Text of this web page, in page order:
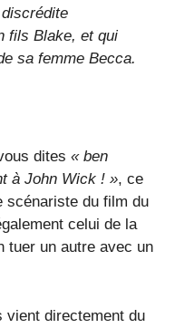
fils Blake, et qui
sa femme Becca.
dites « ben
à John Wick ! », ce
scénariste du film du
celui de la
tuer un autre avec un
vient directement du